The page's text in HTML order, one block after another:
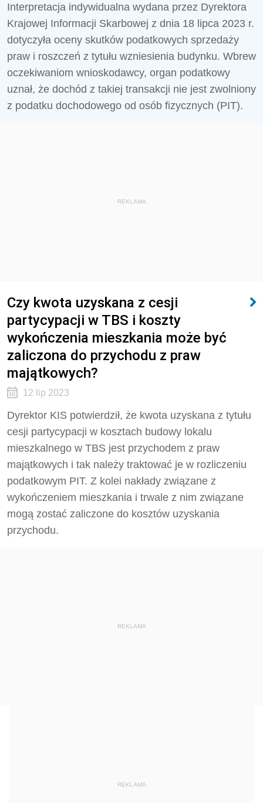
Interpretacja indywidualna wydana przez Dyrektora
Krajowej Informacji Skarbowej z dnia 18 lipca 2023 r.
dotyczyła oceny skutków podatkowych sprzedaży
praw i roszczeń z tytułu wzniesienia budynku. Wbrew
oczekiwaniom wnioskodawcy, organ podatkowy
uznał, że dochód z takiej transakcji nie jest zwolniony
z podatku dochodowego od osób fizycznych (PIT).
REKLAMA
Czy kwota uzyskana z cesji
partycypacji w TBS i koszty
wykończenia mieszkania może być
zaliczona do przychodu z praw
majątkowych?
12 lip 2023
Dyrektor KIS potwierdził, że kwota uzyskana z tytułu
cesji partycypacji w kosztach budowy lokalu
mieszkalnego w TBS jest przychodem z praw
majątkowych i tak należy traktować je w rozliczeniu
podatkowym PIT. Z kolei nakłady związane z
wykończeniem mieszkania i trwale z nim związane
mogą zostać zaliczone do kosztów uzyskania
przychodu.
REKLAMA
REKLAMA